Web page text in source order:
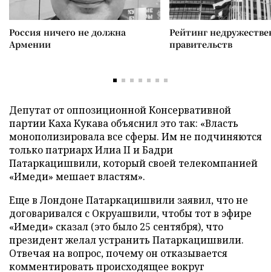
Россия ничего не должна
Армении
Рейтинг
правительств
Депутат от оппозиционной Консервативной
партии Каха Кукава объяснил это так: «Власть
монополизировала все сферы. Им не подчиняются
только патриарх Илиа II и Бадри
Патаркацишвили, который своей телекомпанией
«Имеди» мешает властям».
Еще в Лондоне Патаркацишвили заявил, что не
договаривался с Окруашвили, чтобы тот в эфире
«Имеди» сказал (это было 25 сентября), что
президент желал устранить Патаркацишвили.
Отвечая на вопрос, почему он отказывается
комментировать происходящее вокруг